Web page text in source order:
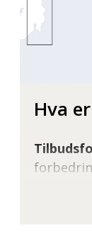
Hva